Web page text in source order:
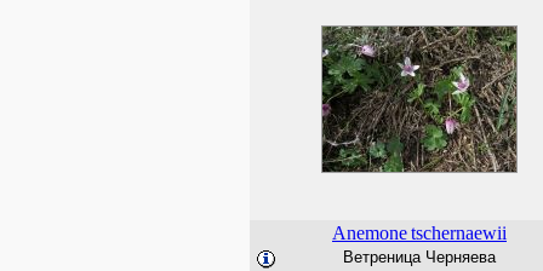
Anemonetschernaewii
Ветреница Черняева